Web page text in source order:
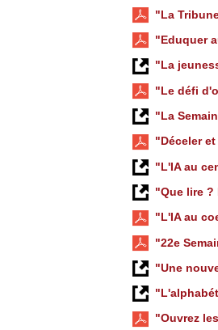
"La
"Eduquer
"La
"Le défi
"La
"Déceler
"L'IA au
"Que lire ?
"L'IA au
"22e
"Une
"Ouvrez